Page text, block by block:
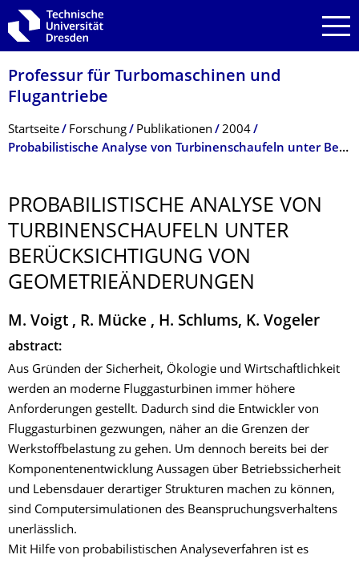
Zur Hauptnavigation springen
Zur Suche springen
Zum Inhalt springen
Professur für Turbomaschinen und
Flugantriebe
Breadcrumb-Menü
Startseite Forschung Publikationen
2004
Probabilistische Analyse von Turbinenschaufeln unter Berücksichtigung von Geometrieänderungen
PROBABILISTI­SCHE ANALYSE VON
TURBINENSCHAU­FELN UNTER
BERÜCKSICHTI­GUNG VON
GEOMETRIEÄNDE­RUNGEN
M. Voigt , R. Mücke , H. Schlums, K. Vogeler
abstract:
Aus Gründen der Sicherheit, Ökologie und Wirtschaftlichkeit
werden an moderne Fluggasturbinen immer höhere
Anforderungen gestellt. Dadurch sind die Entwickler von
Fluggasturbinen gezwungen, näher an die Grenzen der
Werkstoffbelastung zu gehen. Um dennoch bereits bei der
Komponentenentwicklung Aussagen über Betriebssicherheit
und Lebensdauer derartiger Strukturen machen zu können,
sind Computersimulationen des Beanspruchungsverhaltens
unerlässlich.
Mit Hilfe von probabilistischen Analyseverfahren ist es